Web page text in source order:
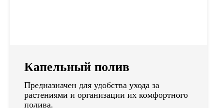
Капельный полив
Предназначен для удобства ухода за
растениями и организации их комфортного
полива.